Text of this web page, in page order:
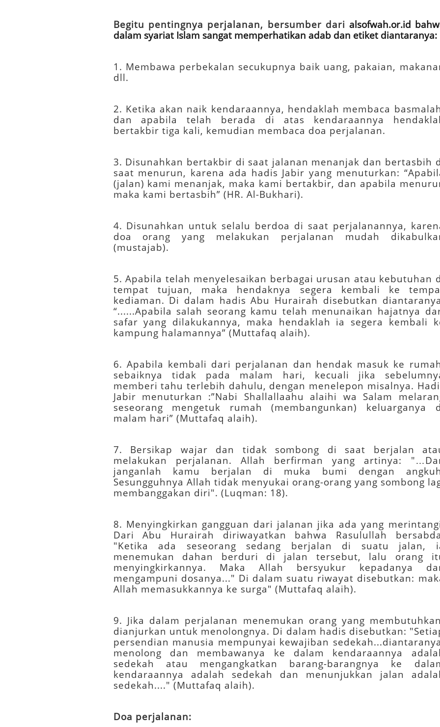
Begitu pentingnya perjalanan, bersumber dari alsofwah.or.id
dalam syariat Islam sangat memperhatikan adab dan etiket diantaranya:
1. Membawa perbekalan secukupnya baik uang, pakaian,
dll.
2. Ketika akan naik kendaraannya, hendaklah membaca
dan apabila telah berada di atas kendaraannya
bertakbir tiga kali, kemudian membaca doa perjalanan.
3. Disunahkan bertakbir di saat jalanan menanjak dan bertasbih
saat menurun, karena ada hadis Jabir yang menuturkan:
(jalan) kami menanjak, maka kami bertakbir, dan apabila
maka kami bertasbih” (HR. Al-Bukhari).
4. Disunahkan untuk selalu berdoa di saat perjalanannya,
doa orang yang melakukan perjalanan mudah
(mustajab).
5. Apabila telah menyelesaikan berbagai urusan atau kebutuhan
tempat tujuan, maka hendaknya segera kembali ke
kediaman. Di dalam hadis Abu Hurairah disebutkan
“......Apabila salah seorang kamu telah menunaikan hajatnya
safar yang dilakukannya, maka hendaklah ia segera kembali
kampung halamannya” (Muttafaq alaih).
6. Apabila kembali dari perjalanan dan hendak masuk ke
sebaiknya tidak pada malam hari, kecuali jika
memberi tahu terlebih dahulu, dengan menelepon misalnya.
Jabir menuturkan :”Nabi Shallallaahu alaihi wa Salam
seseorang mengetuk rumah (membangunkan) keluarganya
malam hari” (Muttafaq alaih).
7. Bersikap wajar dan tidak sombong di saat berjalan
melakukan perjalanan. Allah berfirman yang artinya:
janganlah kamu berjalan di muka bumi dengan
Sesungguhnya Allah tidak menyukai orang-orang yang sombong
membanggakan diri". (Luqman: 18).
8. Menyingkirkan gangguan dari jalanan jika ada yang
Dari Abu Hurairah diriwayatkan bahwa Rasulullah
"Ketika ada seseorang sedang berjalan di suatu jalan,
menemukan dahan berduri di jalan tersebut, lalu orang
menyingkirkannya. Maka Allah bersyukur kepadanya
mengampuni dosanya..." Di dalam suatu riwayat disebutkan:
Allah memasukkannya ke surga" (Muttafaq alaih).
9. Jika dalam perjalanan menemukan orang yang
dianjurkan untuk menolongnya. Di dalam hadis disebutkan:
persendian manusia mempunyai kewajiban
menolong dan membawanya ke dalam kendaraannya
sedekah atau mengangkatkan barang-barangnya ke
kendaraannya adalah sedekah dan menunjukkan jalan
sedekah...." (Muttafaq alaih).
Doa perjalanan: